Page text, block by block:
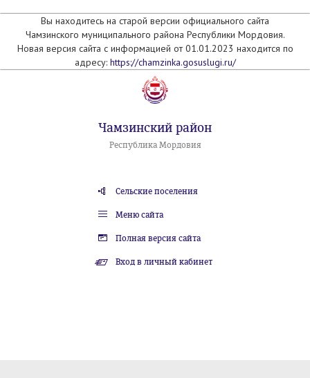
Вы находитесь на старой версии официального сайта
Чамзинского муниципального района Республики Мордовия.
Новая версия сайта с информацией от 01.01.2023 находится по
адресу: https://chamzinka.gosuslugi.ru/
Чамзинский район
Республика Мордовия
Сельские поселения
Меню сайта
Полная версия сайта
Вход в личный кабинет